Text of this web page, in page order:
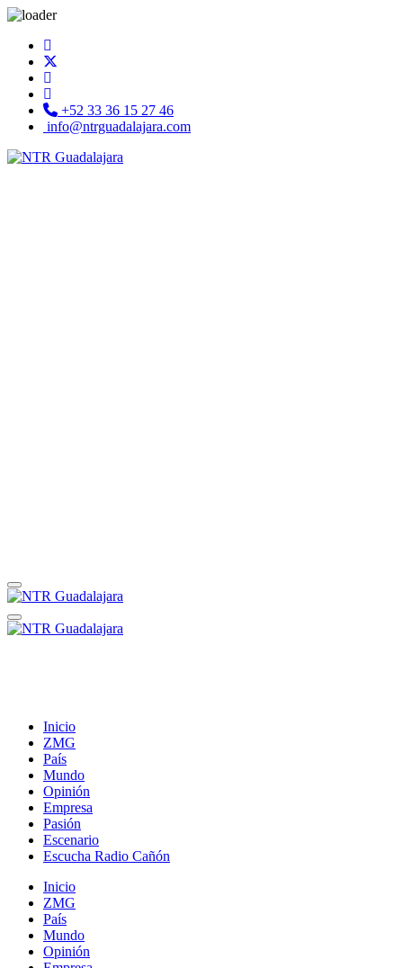
+52 33 36 15 27 46
info@ntrguadalajara.com
Inicio
ZMG
País
Mundo
Opinión
Empresa
Pasión
Escenario
Escucha Radio Cañón
Inicio
ZMG
País
Mundo
Opinión